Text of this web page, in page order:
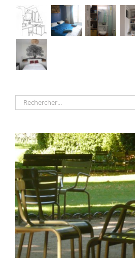
Rechercher: